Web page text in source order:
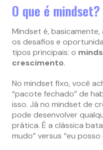
O que é mindset?
Mindset é,
os desafios e
tipos principais: o
crescimento.
No mindset fixo, você
“pacote fechado” de
isso. Já no mindset de
pode desenvolver
prática. É a clássica
mudo” versus “eu